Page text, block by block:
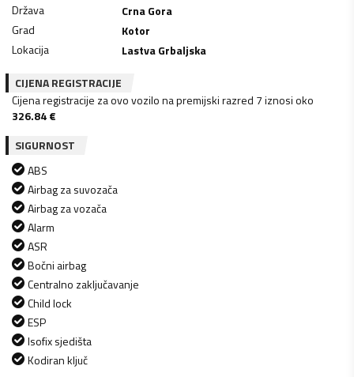
Država
Crna Gora
Grad
Kotor
Lokacija
Lastva Grbaljska
CIJENA REGISTRACIJE
Cijena registracije za ovo vozilo na premijski razred 7 iznosi oko
326.84€
SIGURNOST
ABS
Airbag za suvozača
Airbag za vozača
Alarm
ASR
Bočni airbag
Centralno zaključavanje
Child lock
ESP
Isofix sjedišta
Kodiran ključ